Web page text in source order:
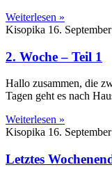
Weiterlesen »
Kisopika 16.
2. Woche – Teil 1
Hallo zusammen, die
Tagen geht es nach
Weiterlesen »
Kisopika 16.
Letztes